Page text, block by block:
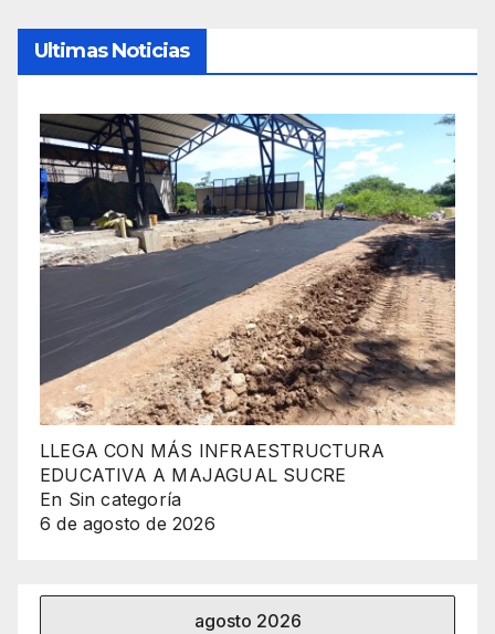
Ultimas Noticias
LLEGA CON MÁS INFRAESTRUCTURA
EDUCATIVA A MAJAGUAL SUCRE
En Sin categoría
6 de agosto de 2026
agosto 2026